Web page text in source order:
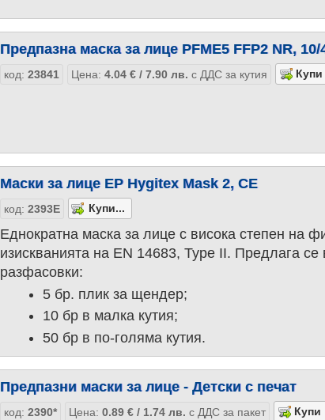
Предпазна маска за лице PFME5 FFP2 NR, 10/
код:23841 Цена:4.04€ / 7.90лв. с ДДС за кутия
Маски за лице EP Hygitex Mask 2, CE
код:2393Е
Еднократна маска за лице с висока степен на
изискванията на EN 14683, Type II. Предлага се
разфасовки:
5 бр. плик за щендер;
10 бр в малка кутия;
50 бр в по-голяма кутия.
Предпазни маски за лице - Детски с печат
код:2390* Цена:0.89€ / 1.74лв. с ДДС за пакет